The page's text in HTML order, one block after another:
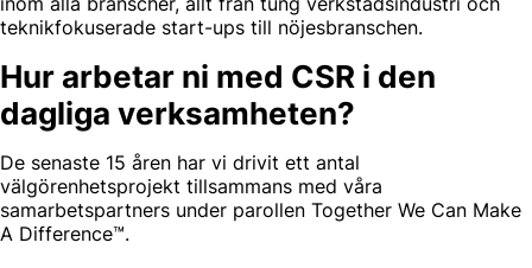
teknikfokuserade start-ups till nöjesbranschen.
Hur arbetar ni med CSR i den
dagliga verksamheten?
De senaste 15 åren har vi drivit ett antal
välgörenhetsprojekt tillsammans med våra
samarbetspartners under parollen Together We Can Make
A Difference™.